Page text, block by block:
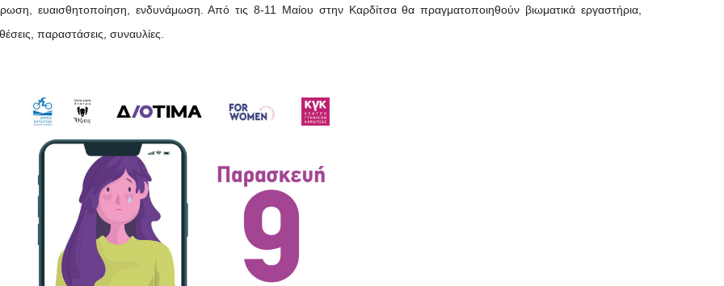
ευαισθητοποίηση, ενδυνάμωση. Από τις 8-11 Μαίου στην Καρδίτσα θα πραγματοποιηθούν βιωματικά εργαστήρια,
παραστάσεις, συναυλίες.